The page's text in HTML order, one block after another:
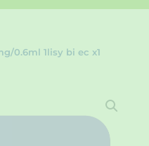
0.6ml 1lisy bi ec x1